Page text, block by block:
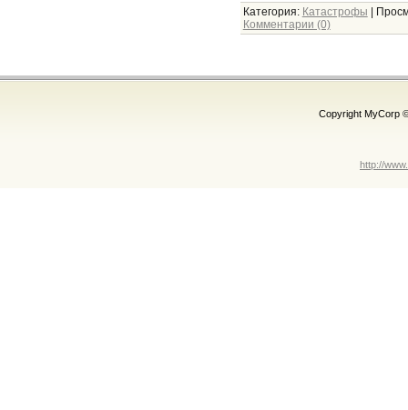
Категория: Катастрофы
Комментарии (0)
Copyright MyCorp
http://